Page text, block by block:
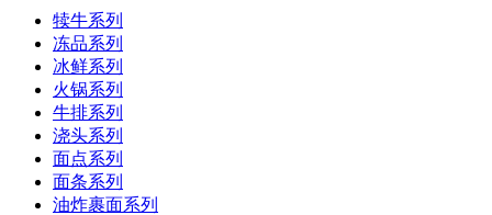
犊牛系列
冻品系列
冰鲜系列
火锅系列
牛排系列
浇头系列
面点系列
面条系列
油炸裹面系列